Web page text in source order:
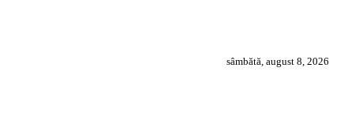
sâmbătă, august 8, 2026